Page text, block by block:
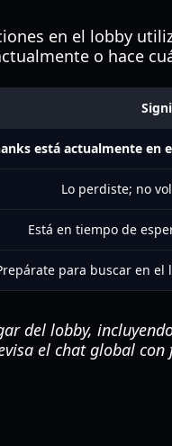
en el lobby
o hace
está actualmente en
Lo perdiste; no
Está en tiempo de
para buscar en
del lobby,
el chat global con